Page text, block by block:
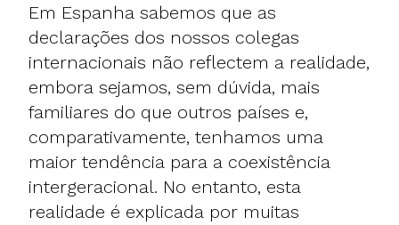
Em Espanha sabemos que as
declarações dos nossos colegas
internacionais não reflectem a realidade,
embora sejamos, sem dúvida, mais
familiares do que outros países e,
comparativamente, tenhamos uma
maior tendência para a coexistência
intergeracional. No entanto, esta
realidade é explicada por muitas